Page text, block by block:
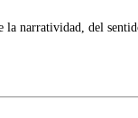
narratividad, del